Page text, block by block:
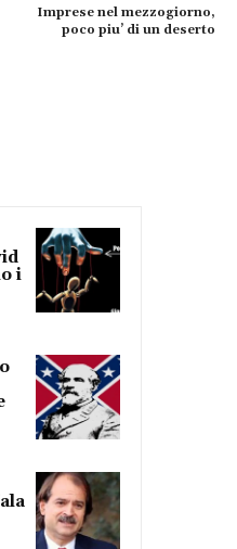
Imprese nel mezzogiorno,
poco piu’ di un deserto
i